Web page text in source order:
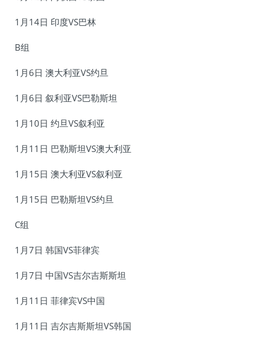
1月14日 印度VS巴林
B组
1月6日 澳大利亚VS约旦
1月6日 叙利亚VS巴勒斯坦
1月10日 约旦VS叙利亚
1月11日 巴勒斯坦VS澳大利亚
1月15日 澳大利亚VS叙利亚
1月15日 巴勒斯坦VS约旦
C组
1月7日 韩国VS菲律宾
1月7日 中国VS吉尔吉斯斯坦
1月11日 菲律宾VS中国
1月11日 吉尔吉斯斯坦VS韩国